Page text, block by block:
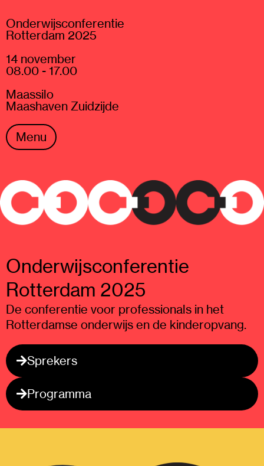
Onderwijsconferentie
Rotterdam 2025
14 november
08.00 - 17.00
Maassilo
Maashaven Zuidzijde
Menu
Sprekers
Programma
Onderwijsconferentie
Rotterdam 2025
De conferentie voor professionals in het
Rotterdamse onderwijs en de kinderopvang.